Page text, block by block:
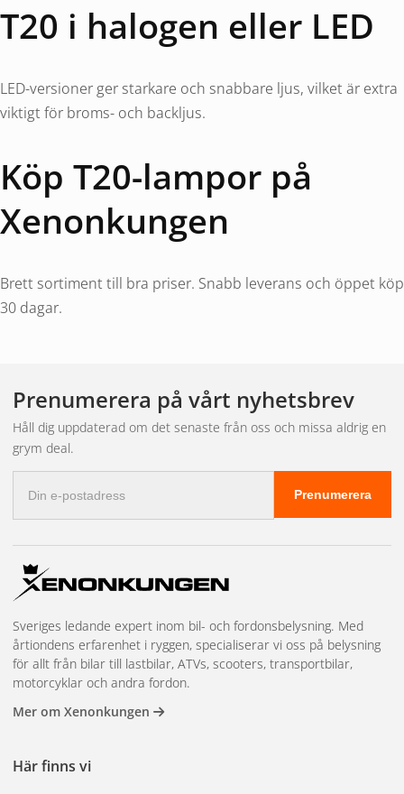
T20 i halogen eller LED
LED-versioner ger starkare och snabbare ljus, vilket är extra
viktigt för broms- och backljus.
Köp T20-lampor på
Xenonkungen
Brett sortiment till bra priser. Snabb leverans och öppet köp
30 dagar.
Prenumerera på vårt nyhetsbrev
Håll dig uppdaterad om det senaste från oss och missa aldrig en
grym deal.
postadress
Prenumerera
Sveriges ledande expert inom bil- och fordonsbelysning. Med
årtiondens erfarenhet i ryggen, specialiserar vi oss på belysning
för allt från bilar till lastbilar, ATVs, scooters, transportbilar,
motorcyklar och andra fordon.
Mer om Xenonkungen
Här finns vi